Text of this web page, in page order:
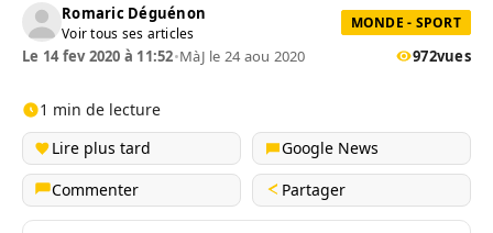
Romaric Déguénon
Voir tous ses articles
MONDE - SPORT
Le 14 fev 2020 à 11:52•MàJ le 24 aou 2020 972vues
1 min de lecture
Lire plus tard
Google News
Commenter
Partager